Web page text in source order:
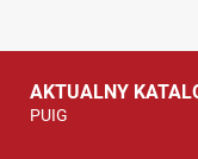
AKTUALNY
PUIG